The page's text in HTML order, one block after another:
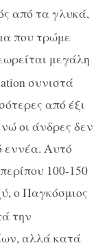
από τα γλυκά,
που τρώμε
μεγάλη
συνιστά
από έξι
οι άνδρες δεν
εννέα. Αυτό
100-150
ο Παγκόσμιος
την
αλλά κατά